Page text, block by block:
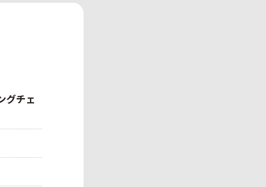
グチェ